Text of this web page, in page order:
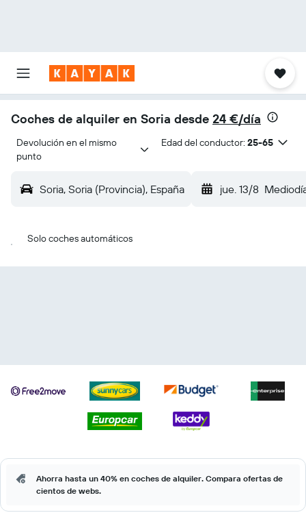
Coches de alquiler en Soria desde 24 €/día
Devolución en el mismo
punto
Edad del conductor: 25-65
Soria, Soria (Provincia), España jue. 13/8
Solo coches automáticos
Ahorra hasta un 40% en coches de alquiler. Compara ofertas de
cientos de webs.